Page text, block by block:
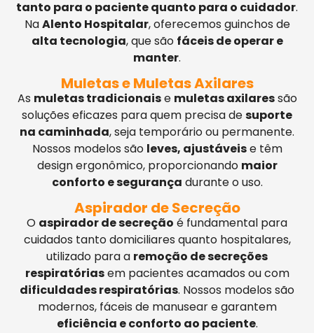
tanto para o paciente quanto para o cuidador.
NaAlento Hospitalar, oferecemos guinchos de
alta tecnologia, que são fáceis de operar e
manter.
Muletas e Muletas Axilares
As muletas tradicionaise muletas axilaressão
soluções eficazes para quem precisa desuporte
na caminhada, seja temporário ou permanente.
Nossos modelos são leves, ajustáveise têm
design ergonômico, proporcionando maior
conforto e segurança durante o uso.
Aspirador de Secreção
O aspirador de secreção é fundamental para
cuidados tanto domiciliares quanto hospitalares,
utilizado para a remoção de secreções
respiratóriasem pacientes acamados ou com
dificuldades respiratórias. Nossos modelos são
modernos, fáceis de manusear e garantem
eficiência e conforto ao paciente.